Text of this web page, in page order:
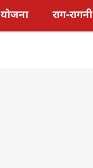
योजना राग-रागनी